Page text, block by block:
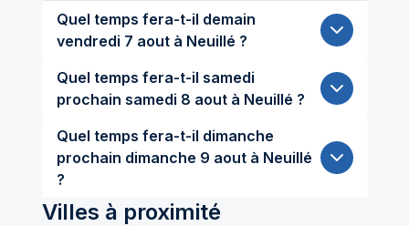
Quel temps fera-t-il demain
vendredi 7 aout à Neuillé ?
Quel temps fera-t-il samedi
prochain samedi 8 aout à Neuillé ?
Quel temps fera-t-il dimanche
prochain dimanche 9 aout à Neuillé
?
Villes à proximité